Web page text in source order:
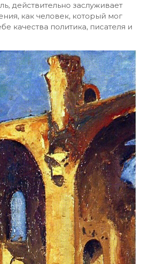
действительно заслуживает
как человек, который мог
качества политика, писателя и